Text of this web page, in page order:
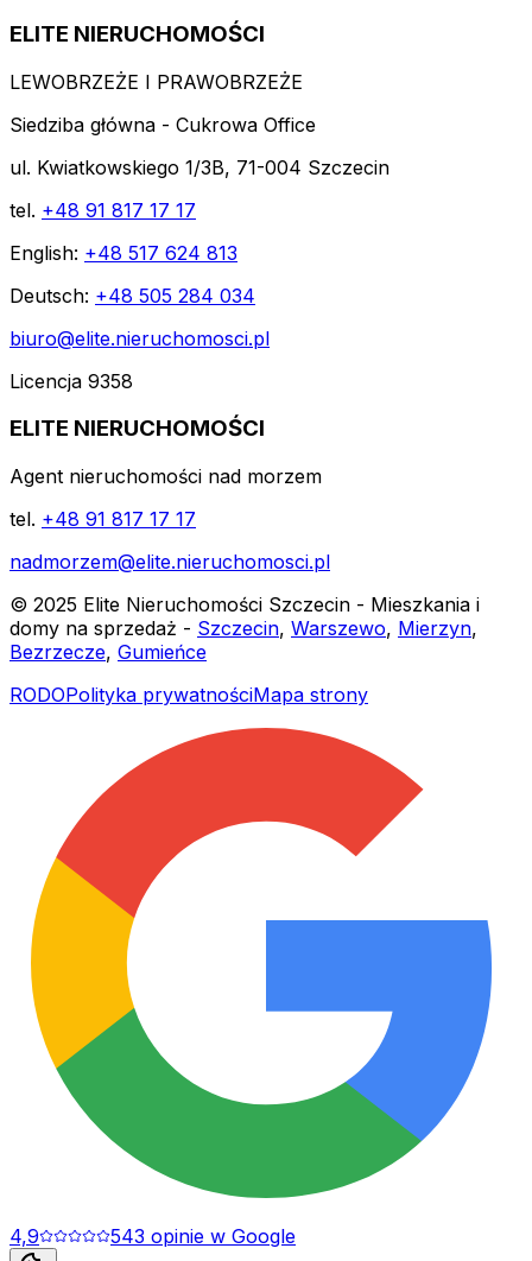
ELITE NIERUCHOMOŚCI
LEWOBRZEŻE I PRAWOBRZEŻE
Siedziba główna - Cukrowa Office
ul. Kwiatkowskiego 1/3B, 71-004 Szczecin
tel. +48 91 817 17 17
English: +48 517 624 813
Deutsch: +48 505 284 034
biuro@elite.nieruchomosci.pl
Licencja 9358
ELITE NIERUCHOMOŚCI
Agent nieruchomości nad morzem
tel. +48 91 817 17 17
nadmorzem@elite.nieruchomosci.pl
© 2025 Elite Nieruchomości Szczecin - Mieszkania i
domy na sprzedaż - Szczecin, Warszewo, Mierzyn,
Bezrzecze, Gumieńce
RODOPolityka prywatnościMapa strony
4,9 543 opinie w Google